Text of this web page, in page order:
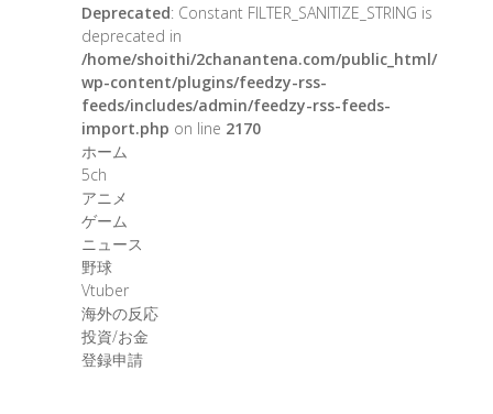
Deprecated: Constant FILTER_SANITIZE_STRING is
deprecated in
/home/shoithi/2chanantena.com/public_html/
wp-content/plugins/feedzy-rss-
feeds/includes/admin/feedzy-rss-feeds-
import.php on line 2170
ホーム
5ch
アニメ
ゲーム
ニュース
野球
Vtuber
海外の反応
投資/お金
登録申請